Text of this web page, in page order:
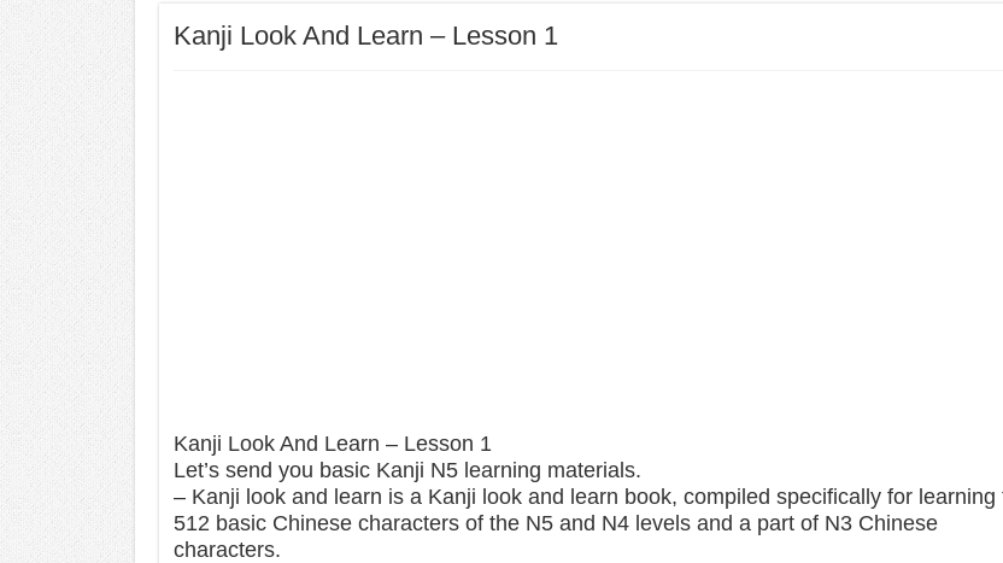
Kanji Look And Learn – Lesson 1
Kanji Look And Learn – Lesson 1
Let’s send you basic Kanji N5 learning materials.
– Kanji look and learn is a Kanji look and learn book, compiled specifically for learning
512 basic Chinese characters of the N5 and N4 levels and a part of N3 Chinese
characters.